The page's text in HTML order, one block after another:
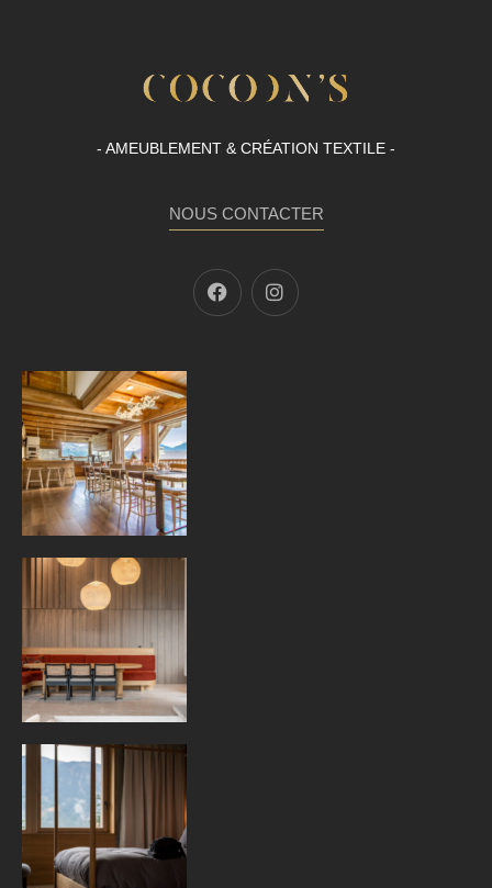
- AMEUBLEMENT & CRÉATION TEXTILE -
NOUS CONTACTER